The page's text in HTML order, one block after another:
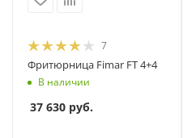
7
Фритюрница Fimar FT 4+4
В наличии
37 630 руб.